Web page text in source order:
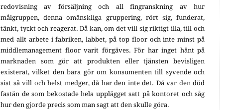
redovisning av försäljning och all fingranskning av hur
målgruppen, denna omänskliga gruppering, rört sig, funderat,
tänkt, tyckt och reagerat. Då kan, om det vill sig riktigt illa, till och
med allt arbete i fabriken, labbet, på top floor och inte minst på
middlemanagement floor varit förgäves. För har inget hänt på
marknaden som gör att produkten eller tjänsten bevisligen
existerat, vilket den bara gör om konsumenten till syvende och
sist så vill och helst medger, då har den inte det. Då var den död
fastän de som bekostade hela upplägget satt på kontoret och såg
hur den gjorde precis som man sagt att den skulle göra.